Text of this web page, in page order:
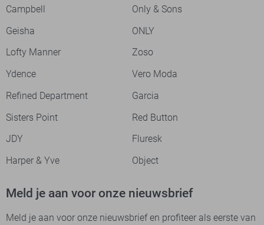
Campbell
Only & Sons
Geisha
ONLY
Lofty Manner
Zoso
Ydence
Vero Moda
Refined Department
Garcia
Sisters Point
Red Button
JDY
Fluresk
Harper & Yve
Object
Meld je aan voor onze nieuwsbrief
Meld je aan voor onze nieuwsbrief en profiteer als eerste van